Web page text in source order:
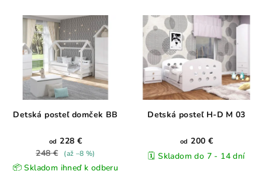
Detská posteľ domček BB
od 228 €
248 €
(až –8 %)
📦 Skladom ihneď k odberu
Detská posteľ H-D M 03
od 200 €
🗓️ Skladom do 7 - 14 dní